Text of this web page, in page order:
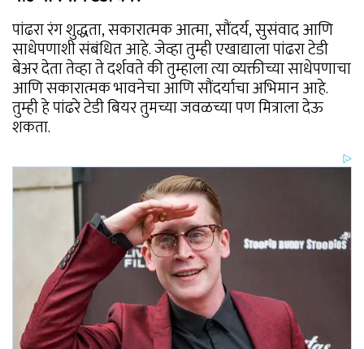
पांढरा रंग शुद्धता, सकारात्मक आत्मा, सौंदर्य, सुसंवाद आणि
साधेपणाशी संबंधित आहे. जेव्हा तुम्ही एखाद्याला पांढरा टेडी
बेअर देता तेव्हा ते दर्शवते की तुम्हाला त्या व्यक्तीच्या साधेपणाचा
आणि सकारात्मक भावनेचा आणि सौंदर्याचा अभिमान आहे.
तुम्ही हे पांढरे टेडी बियर तुमच्या जवळच्या पण मित्राला देऊ
शकता.